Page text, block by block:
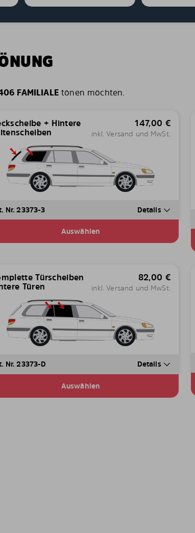
FAMILIALEtönen möchten.
+ Hintere
147,00 €
inkl. Versand und MwSt.
Nr. 23373-3 Details
Auswählen
Türscheiben
Türen
82,00 €
inkl. Versand und MwSt.
Nr. 23373-D Details
Auswählen